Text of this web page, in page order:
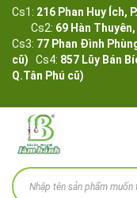
Cs1: 216 Phan Huy Ích,
Cs2: 69 Hàn
Cs3: 77 Phan Đình
cũ) Cs4: 857 Lũy Bán
Q.Tân Phú cũ)